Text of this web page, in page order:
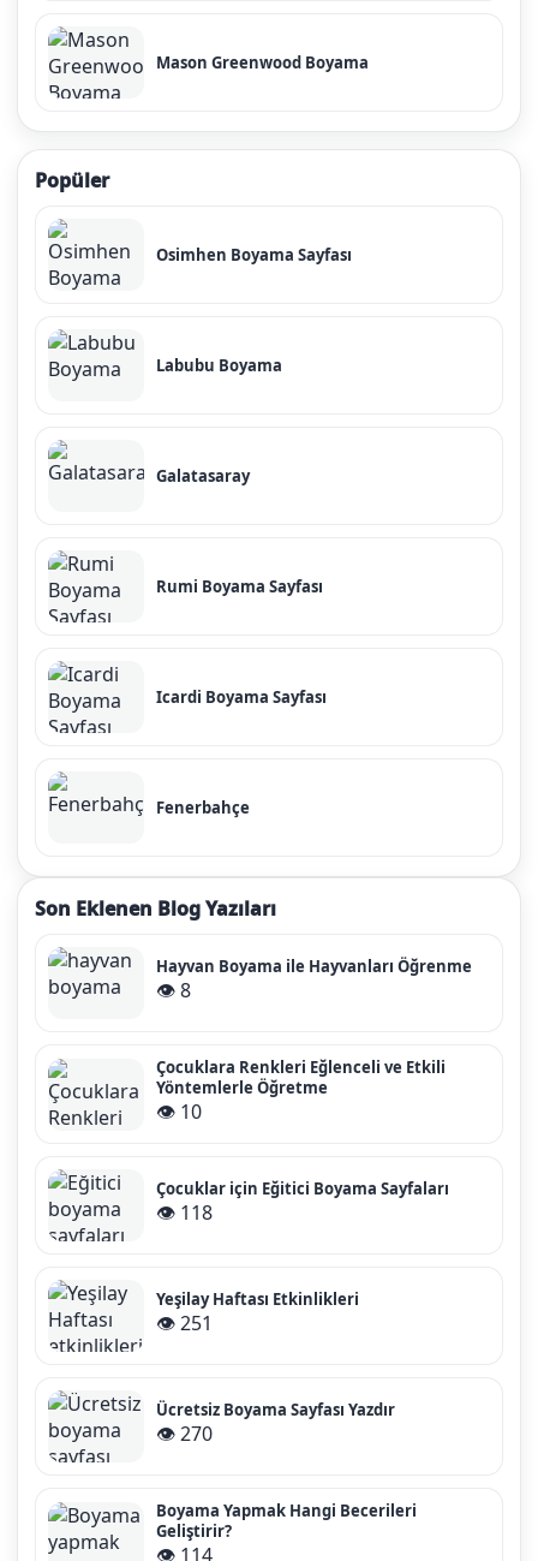
Mason Greenwood Boyama
Popüler
Osimhen Boyama Sayfası
Labubu Boyama
Galatasaray
Rumi Boyama Sayfası
Icardi Boyama Sayfası
Fenerbahçe
Son Eklenen Blog Yazıları
Hayvan Boyama ile Hayvanları Öğrenme
👁️ 8
Çocuklara Renkleri Eğlenceli ve Etkili
Yöntemlerle Öğretme
👁️ 10
Çocuklar için Eğitici Boyama Sayfaları
👁️ 118
Yeşilay Haftası Etkinlikleri
👁️ 251
Ücretsiz Boyama Sayfası Yazdır
👁️ 270
Boyama Yapmak Hangi Becerileri
Geliştirir?
👁️ 114